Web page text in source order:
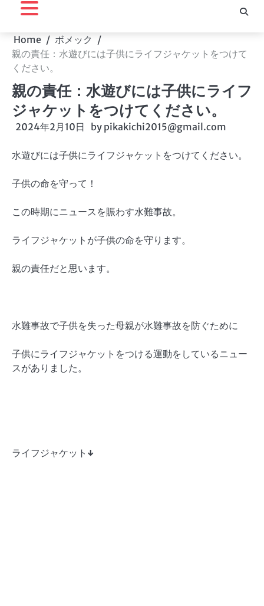
Home
ボメック
親の責任：水遊びには子供にライフジャケットをつけて
ください。
親の責任：水遊びには子供にライフ
ジャケットをつけてください。
2024年2月10日 by pikakichi2015@gmail.com
水遊びには子供にライフジャケットをつけてください。
子供の命を守って！
この時期にニュースを賑わす水難事故。
ライフジャケットが子供の命を守ります。
親の責任だと思います。
水難事故で子供を失った母親が水難事故を防ぐために
子供にライフジャケットをつける運動をしているニュー
スがありました。
ライフジャケット↓